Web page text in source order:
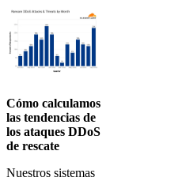
Cómo calculamos
las tendencias de
los ataques DDoS
de rescate
Nuestros sistemas